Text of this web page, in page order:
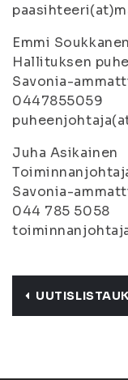
Emmi Soukkanen
Hallituksen
Savonia-
0447855059
Juha Asikainen
Savonia-
044 785 5058